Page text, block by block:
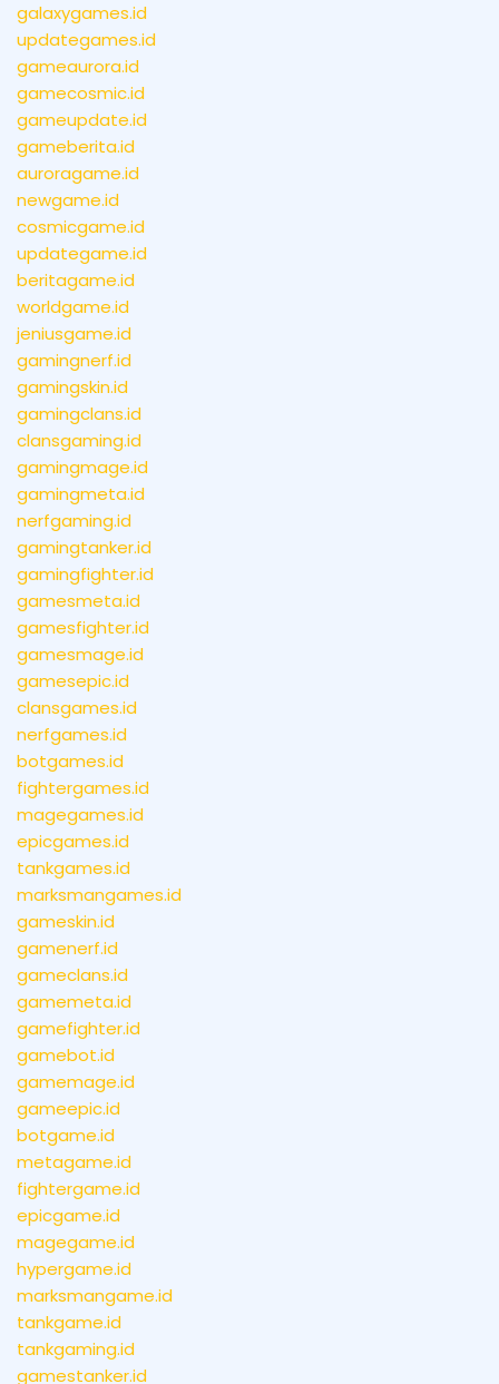
galaxygames.id
updategames.id
gameaurora.id
gamecosmic.id
gameupdate.id
gameberita.id
auroragame.id
newgame.id
cosmicgame.id
updategame.id
beritagame.id
worldgame.id
jeniusgame.id
gamingnerf.id
gamingskin.id
gamingclans.id
clansgaming.id
gamingmage.id
gamingmeta.id
nerfgaming.id
gamingtanker.id
gamingfighter.id
gamesmeta.id
gamesfighter.id
gamesmage.id
gamesepic.id
clansgames.id
nerfgames.id
botgames.id
fightergames.id
magegames.id
epicgames.id
tankgames.id
marksmangames.id
gameskin.id
gamenerf.id
gameclans.id
gamemeta.id
gamefighter.id
gamebot.id
gamemage.id
gameepic.id
botgame.id
metagame.id
fightergame.id
epicgame.id
magegame.id
hypergame.id
marksmangame.id
tankgame.id
tankgaming.id
gamestanker.id